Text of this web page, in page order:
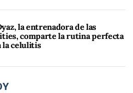
la entrenadora de las
comparte la rutina perfecta
la celulitis